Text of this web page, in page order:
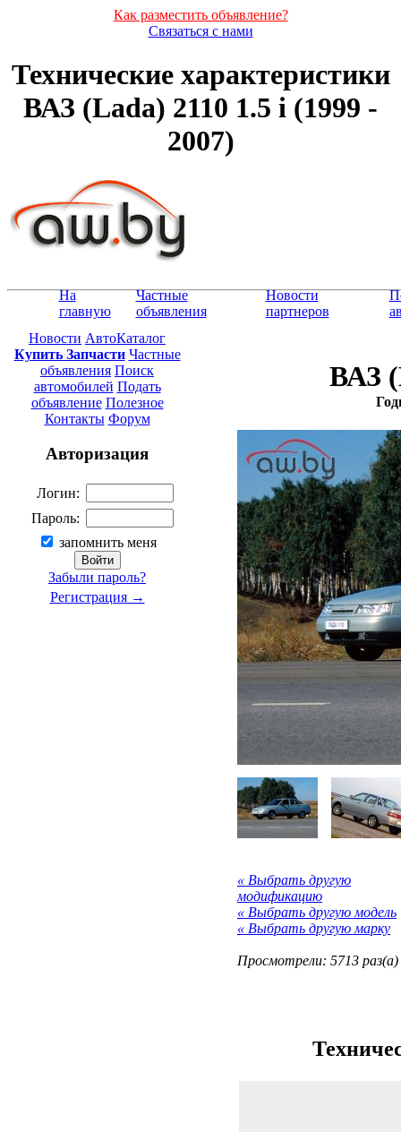
Как разместить объявление?
Связаться с нами
Технические характеристики
ВАЗ (Lada) 2110 1.5 i (1999 -
2007)
На
главную
Частные
объявления
Новости
партнеров
Новости АвтоКаталог
Купить Запчасти Частные
объявления Поиск
автомобилей Подать
объявление Полезное
Контакты Форум
Авторизация
Логин:
Пароль:
запомнить меня
Забыли пароль?
Регистрация →
ВАЗ
« Выбрать другую
модификацию
« Выбрать другую модель
« Выбрать другую марку
Просмотрели: 5713 раз(а)